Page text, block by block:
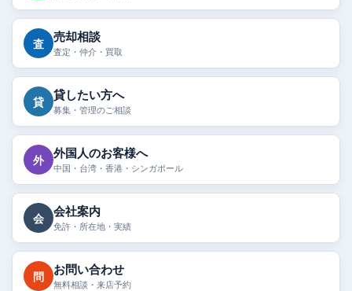
査 売却相談
査定・仲介・買取
貸 貸したい方へ
募集・管理のご相談
外 外国人のお客様へ
中国・台湾・香港・シンガポール
会 会社案内
免許・所在地・実績
問 お問い合わせ
無料相談・来店予約